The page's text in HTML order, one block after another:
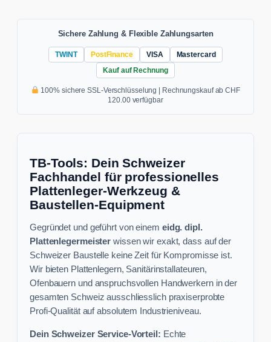
Sichere Zahlung & Flexible Zahlungsarten
TWINT PostFinance VISA
Mastercard
Kauf auf Rechnung
100% sichere SSL-Verschlüsselung | Rechnungskauf ab CHF
120.00 verfügbar
TB-Tools: Dein Schweizer
Fachhandel für professionelles
Plattenleger-Werkzeug &
Baustellen-Equipment
Gegründet und geführt von einem eidg. dipl.
Plattenlegermeister wissen wir exakt, dass auf der
Schweizer Baustelle keine Zeit für Kompromisse ist.
Wir bieten Plattenlegern, Sanitärinstallateuren,
Ofenbauern und anspruchsvollen Handwerkern in der
gesamten Schweiz ausschliesslich praxiserprobte
Profi-Qualität auf absolutem Industrieniveau.
Dein Schweizer Service-Vorteil: Echte